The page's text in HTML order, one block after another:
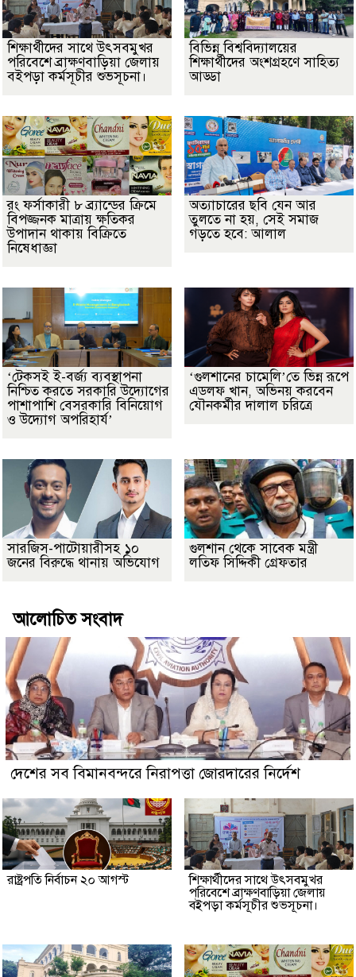
শিক্ষার্থীদের সাথে উৎসবমুখর
পরিবেশে ব্রাক্ষণবাড়িয়া জেলায়
বইপড়া কর্মসূচীর শুভসূচনা।
বিভিন্ন বিশ্ববিদ্যালয়ের
শিক্ষার্থীদের অংশগ্রহণে সাহিত্য
আড্ডা
রং ফর্সাকারী ৮ ব্র্যান্ডের ক্রিমে
বিপজ্জনক মাত্রায় ক্ষতিকর
উপাদান থাকায় বিক্রিতে
নিষেধাজ্ঞা
অত্যাচারের ছবি যেন আর
তুলতে না হয়, সেই সমাজ
গড়তে হবে: আলাল
‘টেকসই ই-বর্জ্য ব্যবস্থাপনা
নিশ্চিত করতে সরকারি উদ্যোগের
পাশাপাশি বেসরকারি বিনিয়োগ
ও উদ্যোগ অপরিহার্য’
‘গুলশানের চামেলি’তে ভিন্ন রূপে
এডলফ খান, অভিনয় করবেন
যৌনকর্মীর দালাল চরিত্রে
সারজিস-পাটোয়ারীসহ ১০
জনের বিরুদ্ধে থানায় অভিযোগ
গুলশান থেকে সাবেক মন্ত্রী
লতিফ সিদ্দিকী গ্রেফতার
আলোচিত সংবাদ
দেশের সব বিমানবন্দরে নিরাপত্তা জোরদারের নির্দেশ
রাষ্ট্রপতি নির্বাচন ২০ আগস্ট
শিক্ষার্থীদের সাথে উৎসবমুখর
পরিবেশে ব্রাক্ষণবাড়িয়া জেলায়
বইপড়া কর্মসূচীর শুভসূচনা।